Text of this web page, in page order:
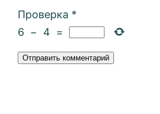
Проверка *
6 − 4 =